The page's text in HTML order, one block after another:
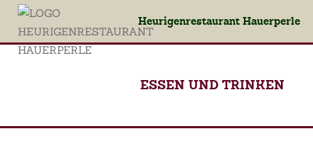
Heurigenrestaurant Hauerperle
ESSEN UND TRINKEN